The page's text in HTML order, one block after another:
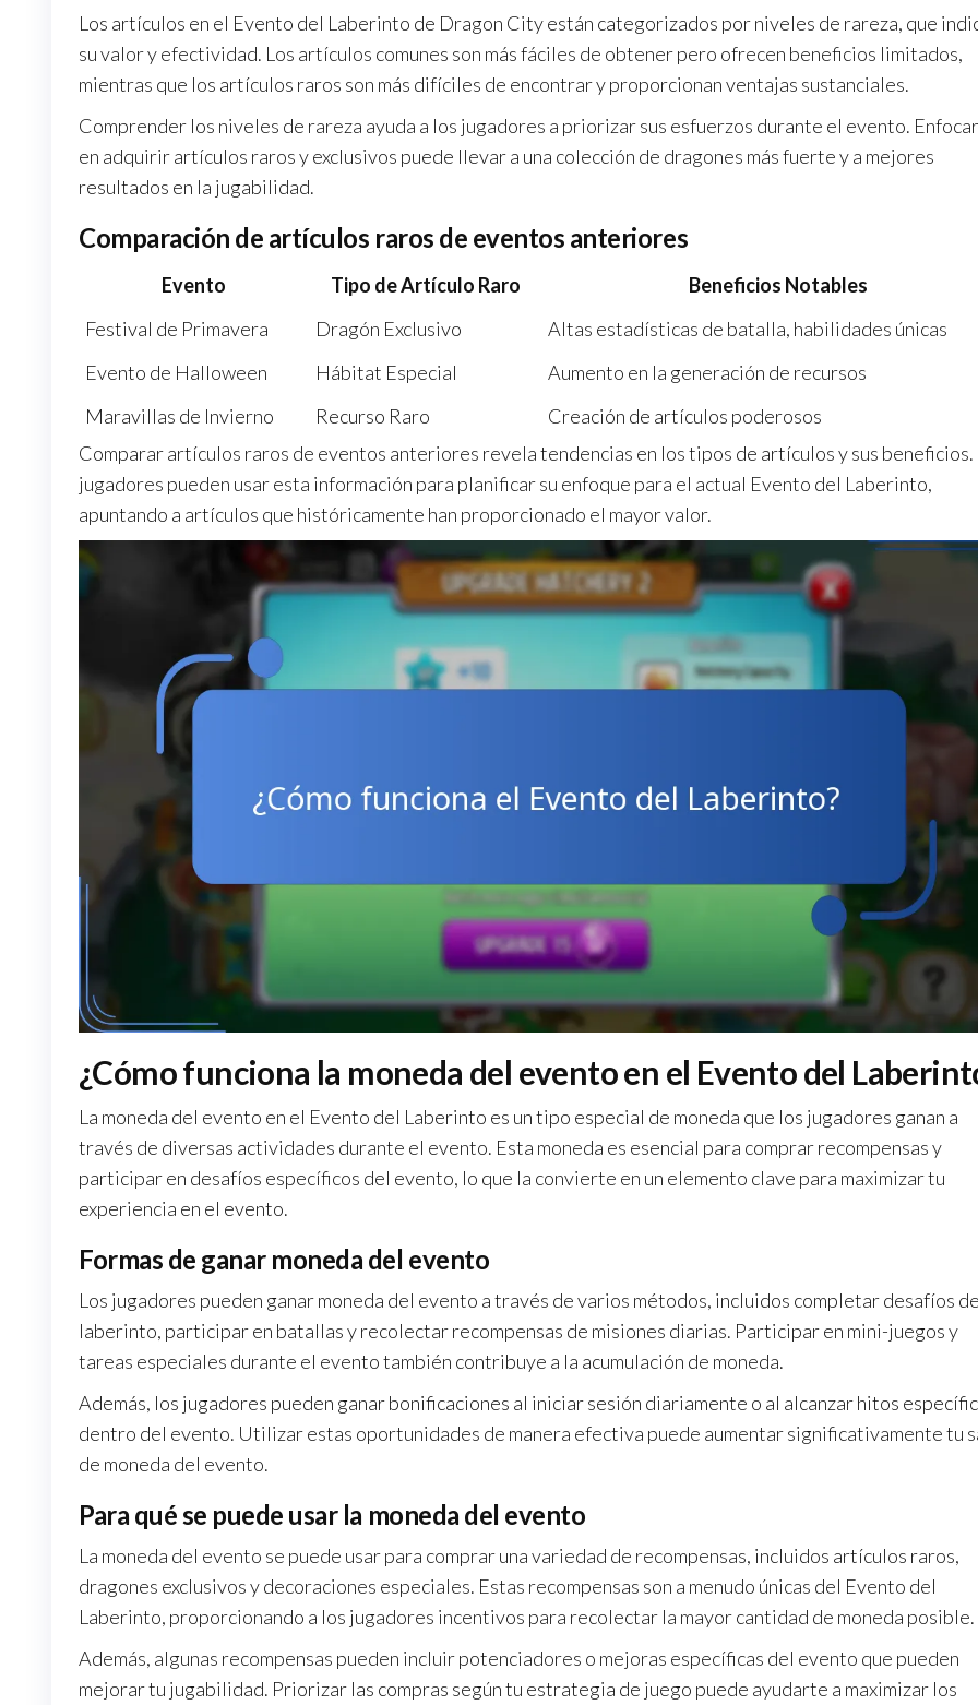
Los artículos en el Evento del Laberinto de Dragon City están categorizados por niveles de rareza, que
su valor y efectividad. Los artículos comunes son más fáciles de obtener pero ofrecen beneficios limitados,
mientras que los artículos raros son más difíciles de encontrar y proporcionan ventajas sustanciales.
Comprender los niveles de rareza ayuda a los jugadores a priorizar sus esfuerzos durante el evento.
en adquirir artículos raros y exclusivos puede llevar a una colección de dragones más fuerte y a mejores
resultados en la jugabilidad.
Comparación de artículos raros de eventos anteriores
Evento Tipo de Artículo Raro
Beneficios Notables
Festival de Primavera
Dragón Exclusivo
Altas estadísticas de batalla, habilidades únicas
Evento de Halloween
Hábitat Especial
Aumento en la generación de recursos
Maravillas de Invierno
Recurso Raro
Creación de artículos poderosos
Comparar artículos raros de eventos anteriores revela tendencias en los tipos de artículos y sus beneficios.
jugadores pueden usar esta información para planificar su enfoque para el actual Evento del Laberinto,
apuntando a artículos que históricamente han proporcionado el mayor valor.
¿Cómo funciona la moneda del evento en el Evento del
La moneda del evento en el Evento del Laberinto es un tipo especial de moneda que los jugadores ganan a
través de diversas actividades durante el evento. Esta moneda es esencial para comprar recompensas y
participar en desafíos específicos del evento, lo que la convierte en un elemento clave para maximizar tu
experiencia en el evento.
Formas de ganar moneda del evento
Los jugadores pueden ganar moneda del evento a través de varios métodos, incluidos completar desafíos
laberinto, participar en batallas y recolectar recompensas de misiones diarias. Participar en mini-juegos y
tareas especiales durante el evento también contribuye a la acumulación de moneda.
Además, los jugadores pueden ganar bonificaciones al iniciar sesión diariamente o al alcanzar hitos
dentro del evento. Utilizar estas oportunidades de manera efectiva puede aumentar significativamente tu
de moneda del evento.
Para qué se puede usar la moneda del evento
La moneda del evento se puede usar para comprar una variedad de recompensas, incluidos artículos raros,
dragones exclusivos y decoraciones especiales. Estas recompensas son a menudo únicas del Evento del
Laberinto, proporcionando a los jugadores incentivos para recolectar la mayor cantidad de moneda posible.
Además, algunas recompensas pueden incluir potenciadores o mejoras específicas del evento que pueden
mejorar tu jugabilidad. Priorizar las compras según tu estrategia de juego puede ayudarte a maximizar los